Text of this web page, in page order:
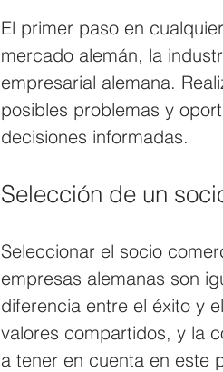
El primer paso en
mercado alemán, la
empresarial alemana.
posibles problemas y
decisiones informadas.
Selección de un
Seleccionar el socio
empresas alemanas son
diferencia entre el éxito y
valores compartidos, y la
a tener en cuenta en este